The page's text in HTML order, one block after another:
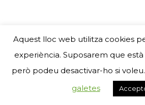
Aquest lloc web utilitza cookies
experiència. Suposarem que està
però podeu desactivar-ho si voleu.
galetes